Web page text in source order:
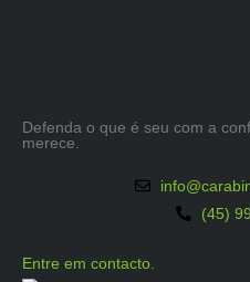
Defenda o que é seu com a
merece.
(45)
Entre em contacto.